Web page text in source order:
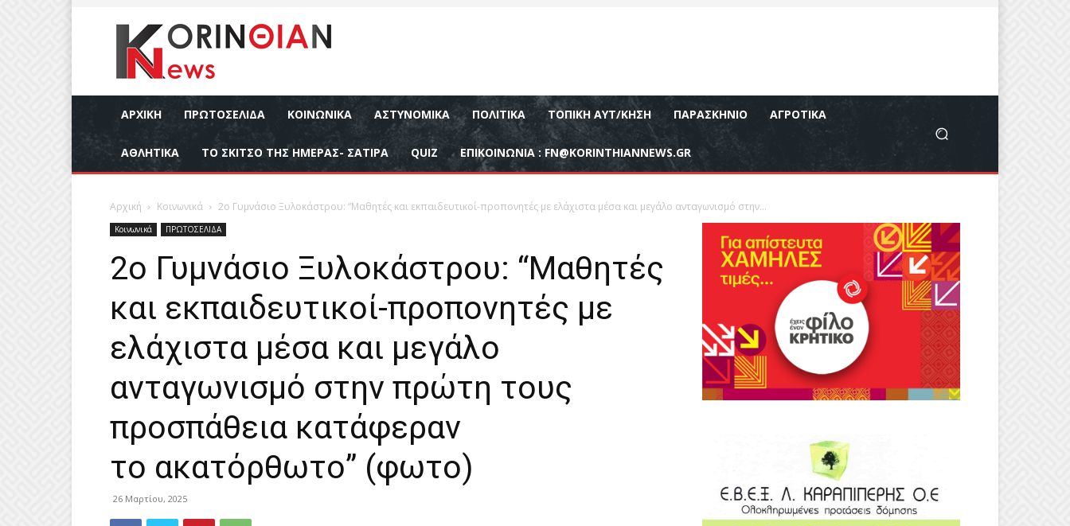
ΑΡΧΙΚΉ ΠΡΩΤΟΣΕΛΙΔΑ ΚΟΙΝΩΝΙΚΆ ΑΣΤΥΝΟΜΙΚΆ ΠΟΛΙΤΙΚΆ ΤΟΠΙΚΉ ΑΥΤ/ΚΗΣΗ ΠΑΡΑΣΚΉΝΙΟ ΑΓΡΟΤΙΚΆ
ΑΘΛΗΤΙΚΆ ΤΟ ΣΚΙΤΣΟ ΤΗΣ ΗΜΕΡΑΣ- ΣΑΤΙΡΑ QUIZ ΕΠΙΚΟΙΝΩΝΊΑ : FN@KORINTHIANNEWS.GR
Αρχική Κοινωνικά 2ο Γυμνάσιο Ξυλοκάστρου: “Μαθητές και εκπαιδευτικοί-προπονητές με ελάχιστα μέσα και μεγάλο ανταγωνισμό στην...
Κοινωνικά ΠΡΩΤΟΣΕΛΙΔΑ
2ο Γυμνάσιο Ξυλοκάστρου: “Μαθητές
και εκπαιδευτικοί-προπονητές με
ελάχιστα μέσα και μεγάλο
ανταγωνισμό στην πρώτη τους
προσπάθεια κατάφεραν
το ακατόρθωτο” (φωτο)
26 Μαρτίου, 2025